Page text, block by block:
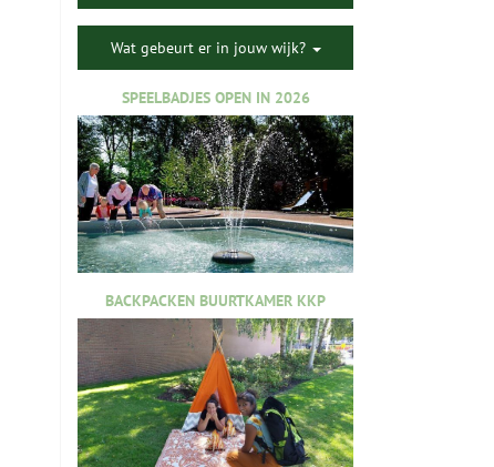
Wat gebeurt er in jouw wijk?
SPEELBADJES OPEN IN 2026
BACKPACKEN BUURTKAMER KKP